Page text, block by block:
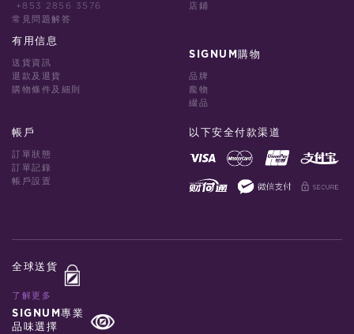
+853 2856 3576
常見問題解答
有用信息
送貨資訊
退款及退貨
購物條件及細則
店鋪
SIGNUM購物
品牌
龐物
綴品
帳戶
訂單狀態
訂單記錄
帳戶設置
以下安全付款渠道
全球送貨
了解更多
SIGNUM專業
品味選擇